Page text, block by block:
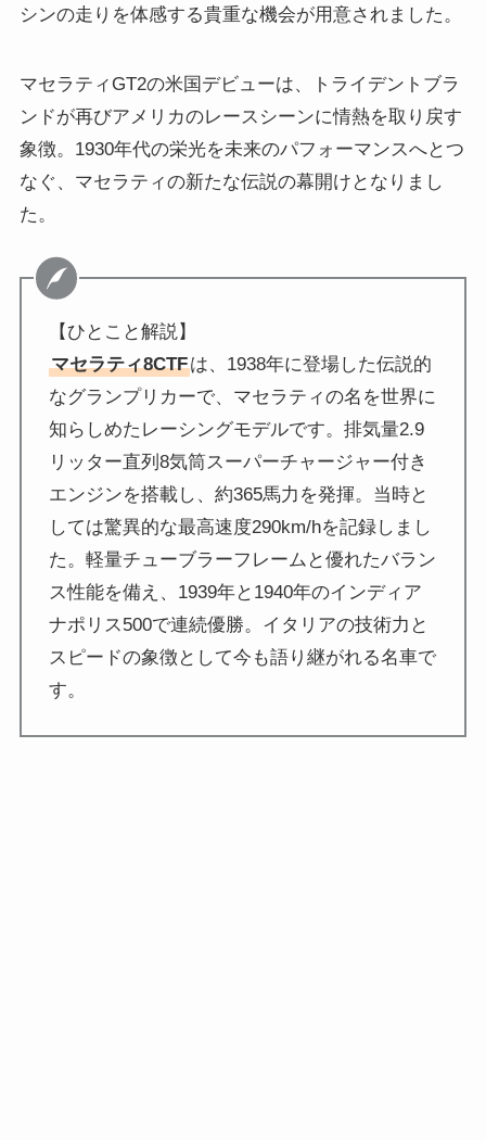
シンの走りを体感する貴重な機会が用意されました。
マセラティGT2の米国デビューは、トライデントブラ
ンドが再びアメリカのレースシーンに情熱を取り戻す
象徴。1930年代の栄光を未来のパフォーマンスへとつ
なぐ、マセラティの新たな伝説の幕開けとなりまし
た。
【ひとこと解説】
マセラティ8CTFは、1938年に登場した伝説的
なグランプリカーで、マセラティの名を世界に
知らしめたレーシングモデルです。排気量2.9
リッター直列8気筒スーパーチャージャー付き
エンジンを搭載し、約365馬力を発揮。当時と
しては驚異的な最高速度290km/hを記録しまし
た。軽量チューブラーフレームと優れたバラン
ス性能を備え、1939年と1940年のインディア
ナポリス500で連続優勝。イタリアの技術力と
スピードの象徴として今も語り継がれる名車で
す。